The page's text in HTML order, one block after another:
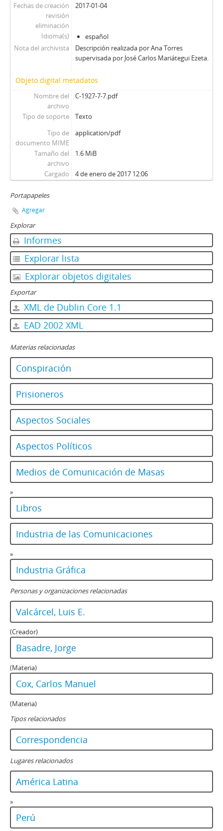
Fechas de creación
revisión
eliminación
2017-01-04
Idioma(s)
español
Nota del archivista
Descripción realizada por Ana Torres
supervisada por José Carlos Mariátegui Ezeta.
Objeto digital metadatos
Nombre del
archivo
C-1927-7-7.pdf
Tipo de soporte
Texto
Tipo de
documento MIME
application/pdf
Tamaño del
archivo
1.6 MiB
Cargado 4 de enero de 2017 12:06
Portapapeles
Agregar
Explorar
Informes
Explorar lista
Explorar objetos digitales
Exportar
XML de Dublin Core 1.1
EAD 2002 XML
Materias relacionadas
Conspiración
Prisioneros
Aspectos Sociales
Aspectos Políticos
Medios de Comunicación de Masas
»
Libros
Industria de las Comunicaciones
»
Industria Gráfica
Personas y organizaciones relacionadas
Valcárcel, Luis E.
(Creador)
Basadre, Jorge
(Materia)
Cox, Carlos Manuel
(Materia)
Tipos relacionados
Correspondencia
Lugares relacionados
América Latina
»
Perú